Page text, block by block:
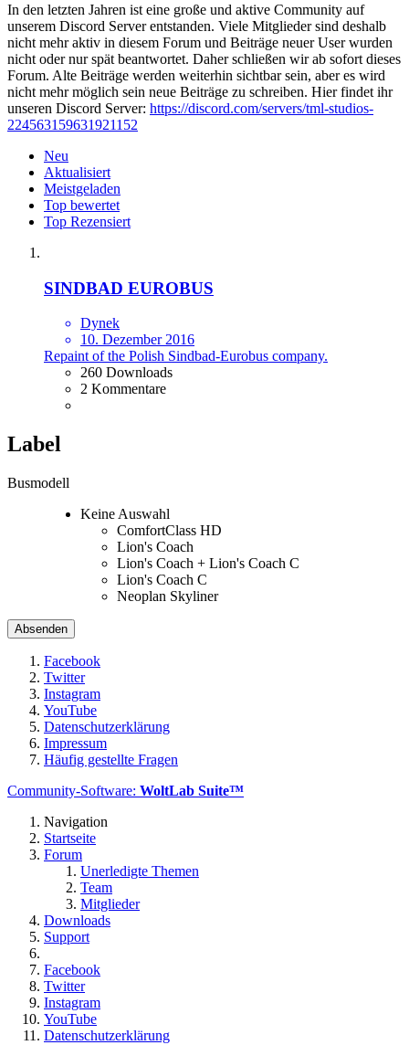
In den letzten Jahren ist eine große und aktive Community auf
unserem Discord Server entstanden. Viele Mitglieder sind deshalb
nicht mehr aktiv in diesem Forum und Beiträge neuer User wurden
nicht oder nur spät beantwortet. Daher schließen wir ab sofort dieses
Forum. Alte Beiträge werden weiterhin sichtbar sein, aber es wird
nicht mehr möglich sein neue Beiträge zu schreiben. Hier findet ihr
unseren Discord Server: https://discord.com/servers/tml-studios-
224563159631921152
Neu
Aktualisiert
Meistgeladen
Top bewertet
Top Rezensiert
SINDBAD EUROBUS
Dynek
10. Dezember 2016
Repaint of the Polish Sindbad-Eurobus company.
260 Downloads
2 Kommentare
Label
Busmodell
Keine Auswahl
ComfortClass HD
Lion's Coach
Lion's Coach + Lion's Coach C
Lion's Coach C
Neoplan Skyliner
Facebook
Twitter
Instagram
YouTube
Datenschutzerklärung
Impressum
Häufig gestellte Fragen
Community-Software: WoltLab Suite™
Navigation
Startseite
Forum
Unerledigte Themen
Team
Mitglieder
Downloads
Support
Facebook
Twitter
Instagram
YouTube
Datenschutzerklärung